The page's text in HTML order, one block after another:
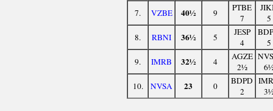
7.
VZBE 40½ 9
PTBE
7
5
8.
RBNI 36½ 5
JESP
4
5
9.
IMRB 32½ 4
AGZE
2½
10.
NVSA 23 0
BDPD
2